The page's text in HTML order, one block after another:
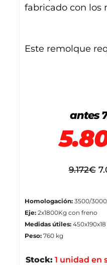
fabricado con los
Este remolque
antes
9.172€
Homologación: 3500/
Eje: 2x1800Kg con freno
Medidas útiles:
Peso: 760 kg
Stock: 1 unidad en